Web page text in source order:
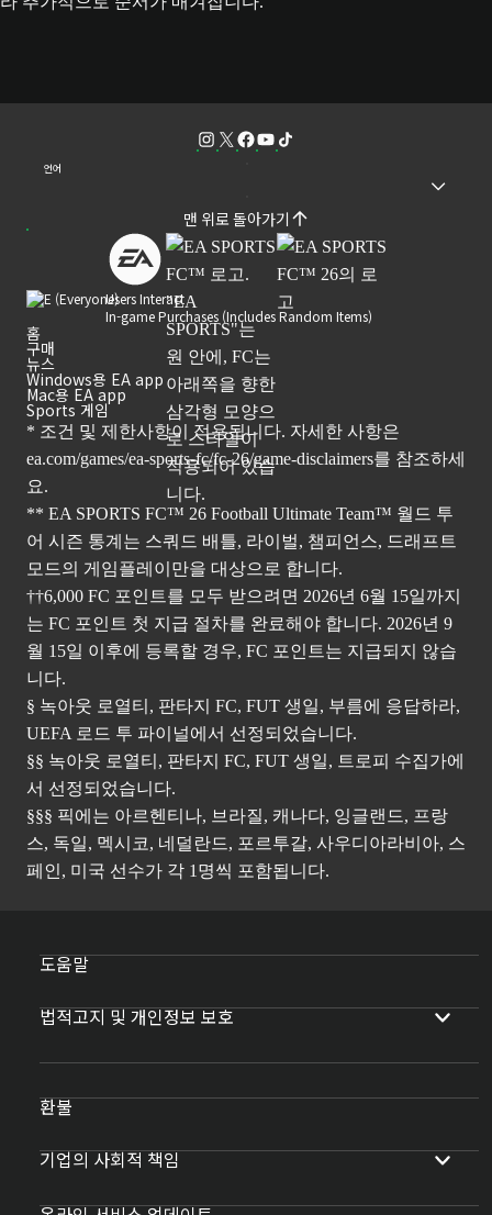
언어
맨 위로 돌아가기
Users Interact
In-game Purchases (Includes Random Items)
홈
구매
뉴스
Windows용 EA app
Mac용 EA app
Sports 게임
* 조건 및 제한사항이 적용됩니다. 자세한 사항은
ea.com/games/ea-sports-fc/fc-26/game-disclaimers를 참조하세
요.
** EA SPORTS FC™ 26 Football Ultimate Team™ 월드 투
어 시즌 통계는 스쿼드 배틀, 라이벌, 챔피언스, 드래프트
모드의 게임플레이만을 대상으로 합니다.
††6,000 FC 포인트를 모두 받으려면 2026년 6월 15일까지
는 FC 포인트 첫 지급 절차를 완료해야 합니다. 2026년 9
월 15일 이후에 등록할 경우, FC 포인트는 지급되지 않습
니다.
§ 녹아웃 로열티, 판타지 FC, FUT 생일, 부름에 응답하라,
UEFA 로드 투 파이널에서 선정되었습니다.
§§ 녹아웃 로열티, 판타지 FC, FUT 생일, 트로피 수집가에
서 선정되었습니다.
§§§ 픽에는 아르헨티나, 브라질, 캐나다, 잉글랜드, 프랑
스, 독일, 멕시코, 네덜란드, 포르투갈, 사우디아라비아, 스
페인, 미국 선수가 각 1명씩 포함됩니다.
도움말
법적고지 및 개인정보 보호
환불
기업의 사회적 책임